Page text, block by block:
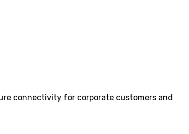
connectivity for corporate customers and